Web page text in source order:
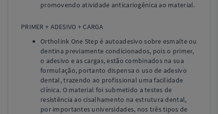
promovendo atividade anticariogênica ao material.
PRIMER + ADESIVO + CARGA
Ortholink One Step é autoadesivo sobre esmalte ou
dentina previamente condicionados, pois o primer,
o adesivo e as cargas, estão combinados na sua
formulação, portanto dispensa o uso de adesivo
dental, trazendo ao profissional uma facilidade
clínica. O material foi submetido a testes de
resistência ao cisalhamento na estrutura dental,
por importantes universidades, nos três tipos de